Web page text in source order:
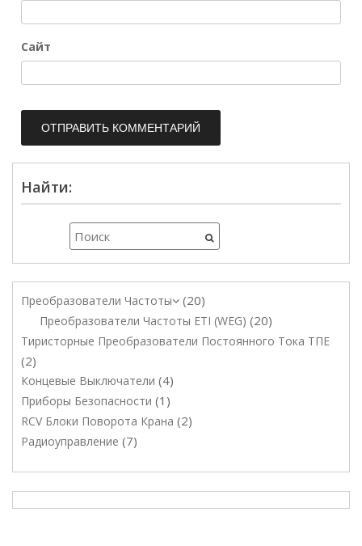
Сайт
Найти:
Преобразователи Частоты 20
Преобразователи Частоты ETI (WEG) 20
Тиристорные Преобразователи Постоянного Тока ТПЕ
2
Концевые Выключатели 4
Приборы Безопасности 1
RCV Блоки Поворота Крана 2
Радиоуправление 7